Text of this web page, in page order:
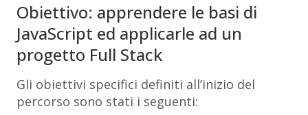
Obiettivo: apprendere le basi di
JavaScript ed applicarle ad un
progetto Full Stack
Gli obiettivi specifici definiti all’inizio del
percorso sono stati i seguenti: